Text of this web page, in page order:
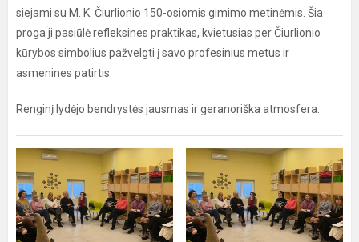
siejami su M. K. Čiurlionio 150-osiomis gimimo metinėmis. Šia
proga ji pasiūlė refleksines praktikas, kvietusias per Čiurlionio
kūrybos simbolius pažvelgti į savo profesinius metus ir
asmenines patirtis.
Renginį lydėjo bendrystės jausmas ir geranoriška atmosfera.